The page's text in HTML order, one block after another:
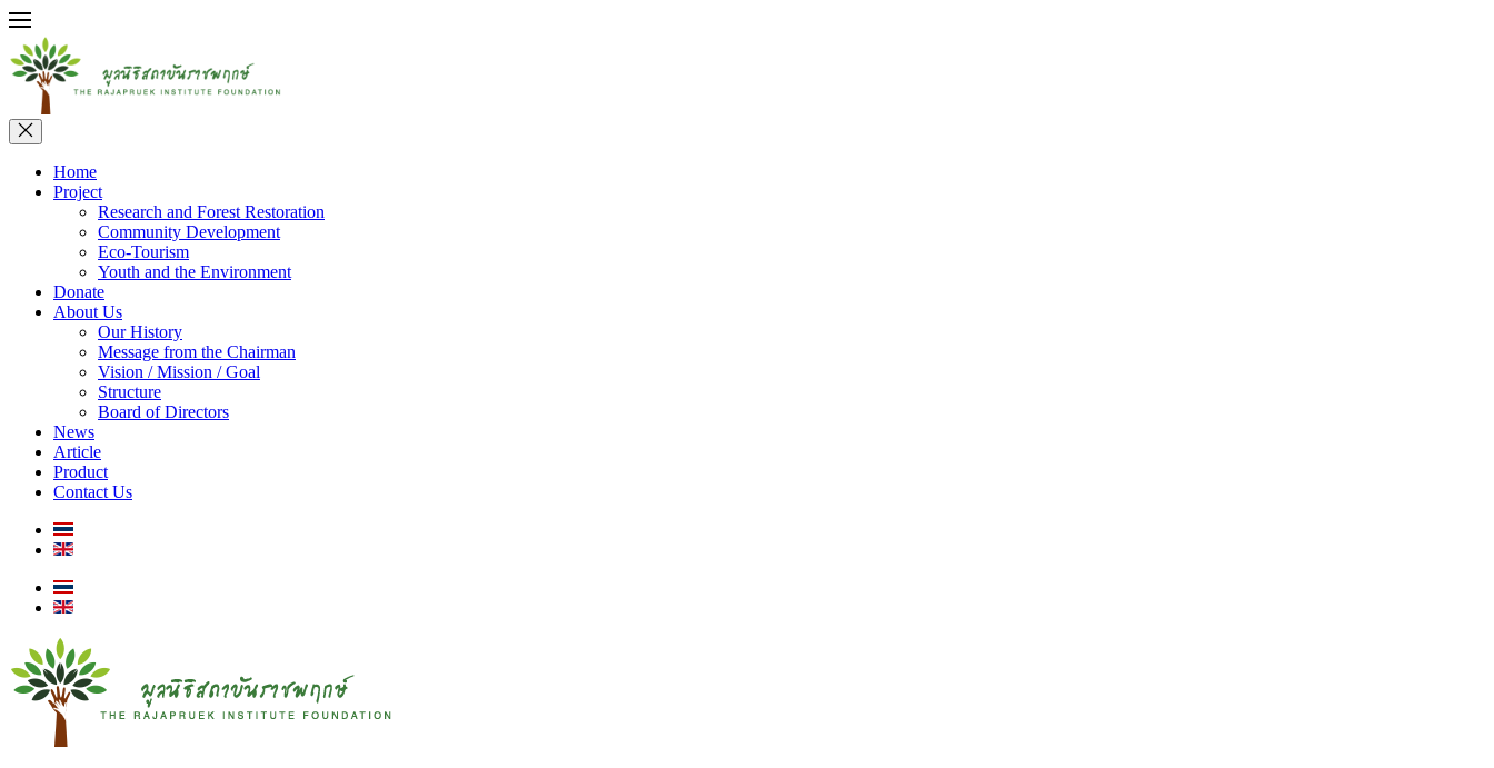
Home
Project
Research and Forest Restoration
Community Development
Eco-Tourism
Youth and the Environment
Donate
About Us
Our History
Message from the Chairman
Vision / Mission / Goal
Structure
Board of Directors
News
Article
Product
Contact Us